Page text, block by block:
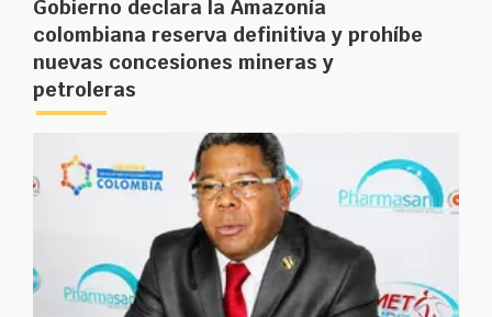
Gobierno declara la Amazonía
colombiana reserva definitiva y prohíbe
nuevas concesiones mineras y
petroleras